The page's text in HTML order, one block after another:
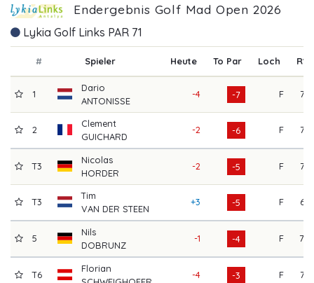
Endergebnis Golf Mad Open 2026
Lykia Golf Links PAR 71
# Spieler Heute To Par Loch R1
1
Dario
ANTONISSE
-4 -7 F 73
2
Clement
GUICHARD
-2 -6 F 73
T3
Nicolas
HORDER
-2 -5 F 72
T3
Tim
VAN DER STEEN
+3 -5 F 66
5
Nils
DOBRUNZ
-1 -4 F 70
T6
Florian
-4 -3 F 72